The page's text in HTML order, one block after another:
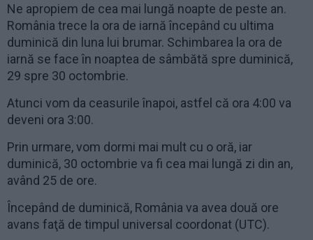
Ne apropiem de cea mai lungă noapte de peste an.
România trece la ora de iarnă începând cu ultima
duminică din luna lui brumar. Schimbarea la ora de
iarnă se face în noaptea de sâmbătă spre duminică,
29 spre 30 octombrie.
Atunci vom da ceasurile înapoi, astfel că ora 4:00 va
deveni ora 3:00.
Prin urmare, vom dormi mai mult cu o oră, iar
duminică, 30 octombrie va fi cea mai lungă zi din an,
având 25 de ore.
Începând de duminică, România va avea două ore
avans faţă de timpul universal coordonat (UTC).